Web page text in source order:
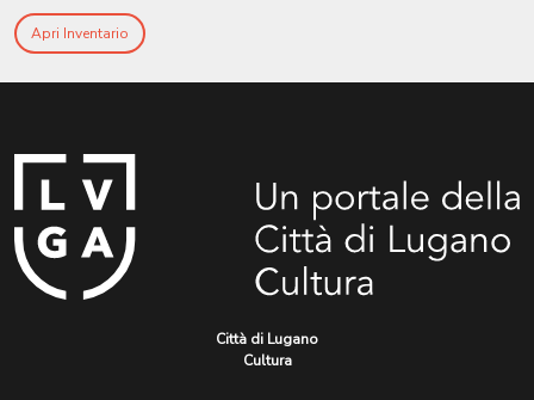
Apri Inventario
Città di Lugano
Cultura